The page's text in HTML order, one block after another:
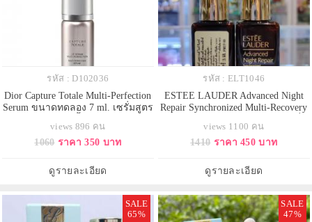
รหัส : D102036
Dior Capture Totale Multi-Perfection
Serum ขนาดทดลอง 7 ml. เซรั่มสูตร
เต็มร่องผิวให้ตื้นขึ้นผิวอิ่มฟูเรียบ
เนียนและชุ่มชื้น คงความอ่อนเยาว์
Longoza-Cellular Complex ผสานรวม
กับ Secale c.ซึ่งผ่านกระบ
views 896 คน
1060 ราคา 350 บาท
ดูรายละเอียด
รหัส : ELT1046
ESTEE LAUDER Advanced Night
Repair Synchronized Multi-Recovery
ฟื้นบำรุงผิวยามค่ำคืนอันดับ1 ด้วย
พลังแห่งการฟื้นบำรุงผิวอย่าง
สูตรใหม่ ปี 2020 เซรั่มสูตรก้าวล้ำ
ช่วยฟื้นบำรุงเส้นริ้
views 1100 คน
1410 ราคา 450 บาท
ดูรายละเอียด
SALE
65%
SALE
47%